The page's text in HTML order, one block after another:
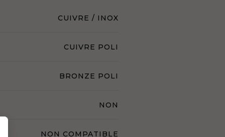
CUIVRE / INOX
CUIVRE POLI
BRONZE POLI
NON
NON COMPATIBLE